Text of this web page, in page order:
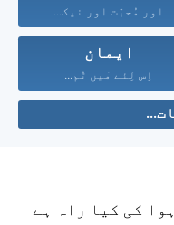
اور مُحبّت اور نیک...
ایمان
اِس لِئے مَیں تُم...
کی کیا راہ ہے